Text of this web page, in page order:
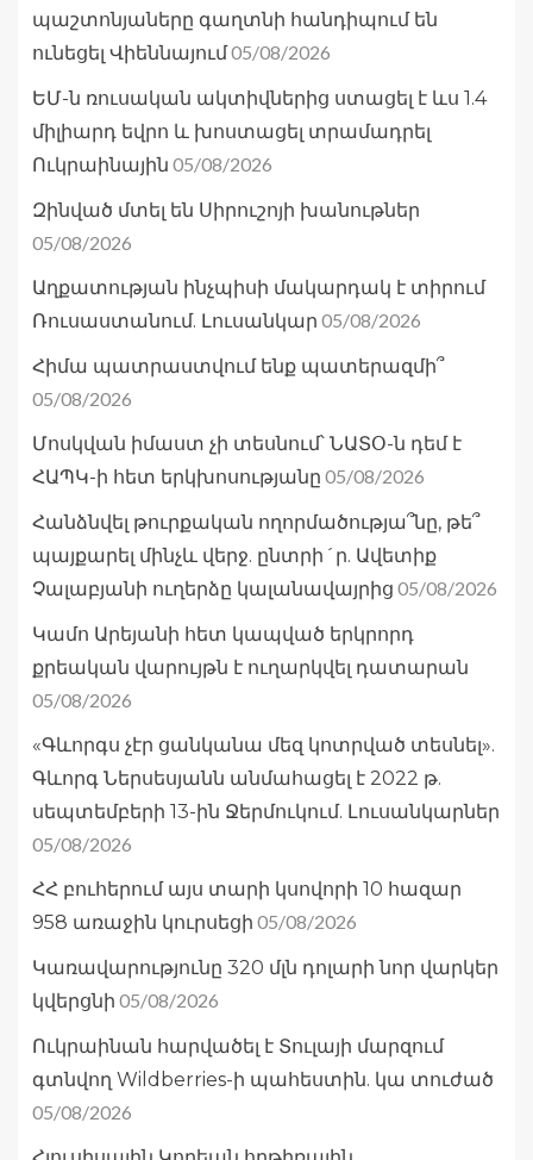
պաշտոնյաները գաղտնի հանդիպում են
ունեցել Վիեննայում05/08/2026
ԵՄ-ն ռուսական ակտիվներից ստացել է ևս 1.4
միլիարդ եվրո և խոստացել տրամադրել
Ուկրաինային 05/08/2026
Զինված մտել են Սիրուշոյի խանութներ
05/08/2026
Աղքատության ինչպիսի մակարդակ է տիրում
Ռուսաստանում. Լուսանկար 05/08/2026
Հիմա պատրաստվում ենք պատերազմի՞
05/08/2026
Մոսկվան իմաստ չի տեսնում՝ ՆԱՏՕ-ն դեմ է
ՀԱՊԿ-ի հետ երկխոսությանը 05/08/2026
Հանձնվել թուրքական ողորմածությա՞նը, թե՞
պայքարել մինչև վերջ. ընտրի´ր. Ավետիք
Չալաբյանի ուղերձը կալանավայրից 05/08/2026
Կամո Արեյանի հետ կապված երկրորդ
քրեական վարույթն է ուղարկվել դատարան
05/08/2026
«Գևորգս չէր ցանկանա մեզ կոտրված տեսնել».
Գևորգ Ներսեսյանն անմահացել է 2022 թ.
սեպտեմբերի 13-ին Ջերմուկում. Լուսանկարներ
05/08/2026
ՀՀ բուհերում այս տարի կսովորի 10 հազար
958 առաջին կուրսեցի 05/08/2026
Կառավարությունը 320 մլն դոլարի նոր վարկեր
կվերցնի 05/08/2026
Ուկրաինան հարվածել է Տուլայի մարզում
գտնվող Wildberries-ի պահեստին. կա տուժած
05/08/2026